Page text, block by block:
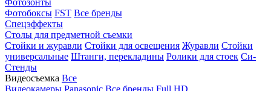
Фотозонты
Фотобоксы FST Все бренды
Спецэффекты
Столы для предметной съемки
Стойки и журавли Стойки для освещения Журавли Стойки
универсальные Штанги, перекладины Ролики для стоек Си-
Стенды
Видеосъемка Все
Видеокамеры Panasonic Все бренды Full HD